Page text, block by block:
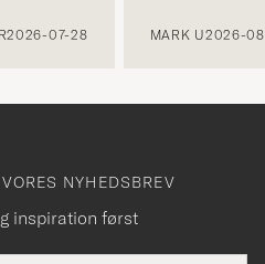
2026-07-28 MARK U2026-
NYHEDSBREV
inspiration først